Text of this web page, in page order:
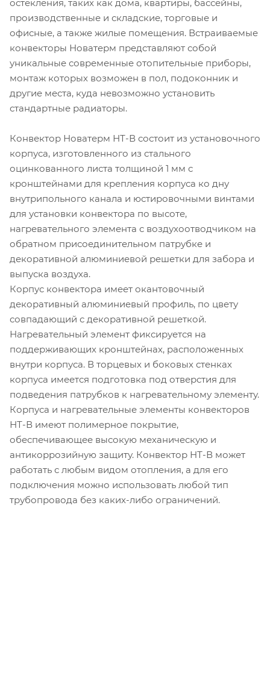
остекления, таких как дома, квартиры, бассейны,
производственные и складские, торговые и
офисные, а также жилые помещения. Встраиваемые
конвекторы Новатерм представляют собой
уникальные современные отопительные приборы,
монтаж которых возможен в пол, подоконник и
другие места, куда невозможно установить
стандартные радиаторы.
Конвектор Новатерм НТ-В состоит из установочного
корпуса, изготовленного из стального
оцинкованного листа толщиной 1 мм с
кронштейнами для крепления корпуса ко дну
внутрипольного канала и юстировочными винтами
для установки конвектора по высоте,
нагревательного элемента с воздухоотводчиком на
обратном присоединительном патрубке и
декоративной алюминиевой решетки для забора и
выпуска воздуха.
Корпус конвектора имеет окантовочный
декоративный алюминиевый профиль, по цвету
совпадающий с декоративной решеткой.
Нагревательный элемент фиксируется на
поддерживающих кронштейнах, расположенных
внутри корпуса. В торцевых и боковых стенках
корпуса имеется подготовка под отверстия для
подведения патрубков к нагревательному элементу.
Корпуса и нагревательные элементы конвекторов
НТ-В имеют полимерное покрытие,
обеспечивающее высокую механическую и
антикоррозийную защиту. Конвектор НТ-В может
работать с любым видом отопления, а для его
подключения можно использовать любой тип
трубопровода без каких-либо ограничений.